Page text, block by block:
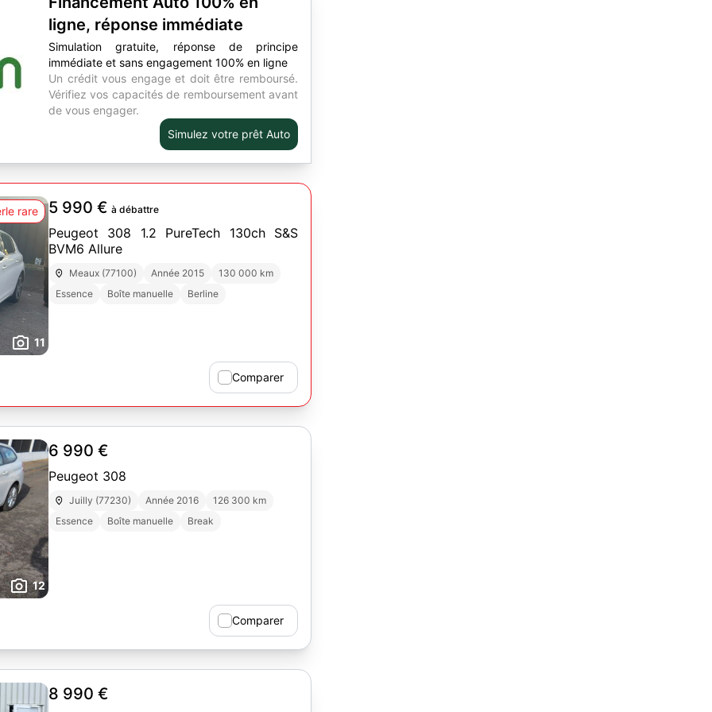
ligne, réponse immédiate
Simulation gratuite, réponse de principe
immédiate et sans engagement 100% en ligne
Un crédit vous engage et doit être remboursé.
Vérifiez vos capacités de remboursement avant
de vous engager.
Simulez votre prêt Auto
rare
11
5 990 € à débattre
Peugeot 308 1.2 PureTech 130ch S&S
BVM6 Allure
Meaux (77100) Année 2015
130 000 km
Essence
Boîte manuelle Berline
Comparer
12
6 990 €
Peugeot 308
Juilly (77230) Année 2016
126 300 km
Essence
Boîte manuelle Break
Comparer
8 990 €